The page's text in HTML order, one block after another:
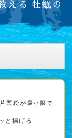
える 牡蠣の
栗粉が最小限で
と揚げる